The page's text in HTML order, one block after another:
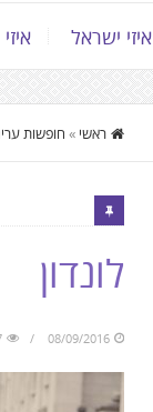
איזי ישראל
Enter
ראשי » חופשות
לונדון
08/09/2016